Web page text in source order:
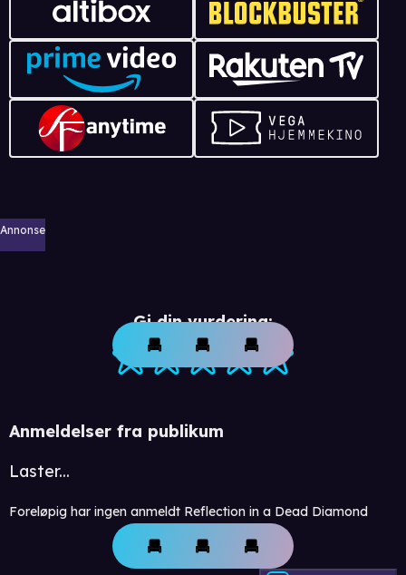
Annonse
Gi din vurdering:
Anmeldelser fra publikum
Laster...
Foreløpig har ingen anmeldt Reflection in a Dead Diamond